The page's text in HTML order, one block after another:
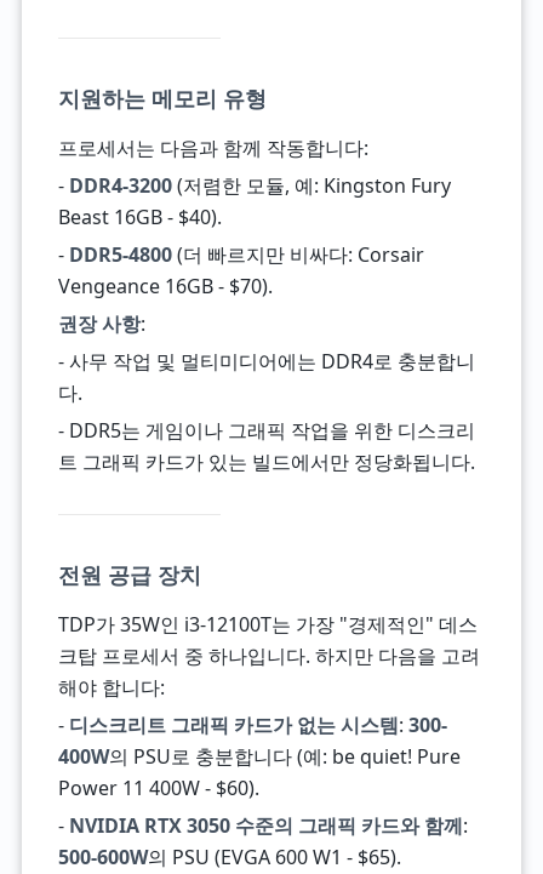
지원하는 메모리 유형
프로세서는 다음과 함께 작동합니다:
- DDR4-3200(저렴한 모듈, 예: Kingston Fury
Beast 16GB - $40).
- DDR5-4800(더 빠르지만 비싸다: Corsair
Vengeance 16GB - $70).
권장 사항:
- 사무 작업 및 멀티미디어에는 DDR4로 충분합니
다.
- DDR5는 게임이나 그래픽 작업을 위한 디스크리
트 그래픽 카드가 있는 빌드에서만 정당화됩니다.
전원 공급 장치
TDP가 35W인 i3-12100T는 가장 "경제적인" 데스
크탑 프로세서 중 하나입니다. 하지만 다음을 고려
해야 합니다:
- 디스크리트 그래픽 카드가 없는 시스템: 300-
400W의 PSU로 충분합니다 (예: be quiet! Pure
Power 11 400W - $60).
- NVIDIA RTX 3050 수준의 그래픽 카드와 함께:
500-600W의 PSU (EVGA 600 W1 - $65).